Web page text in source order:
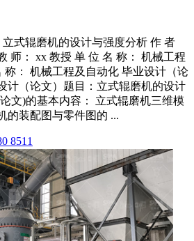
立式辊磨机的设计与强度分析 作 者
师： xx 教授 单 位 名 称： 机械工程
称： 机械工程及自动化 毕业设计（论
计（论文）题目：立式辊磨机的设计
文)的基本内容： 立式辊磨机三维模
的装配图与零件图的 ...
8511